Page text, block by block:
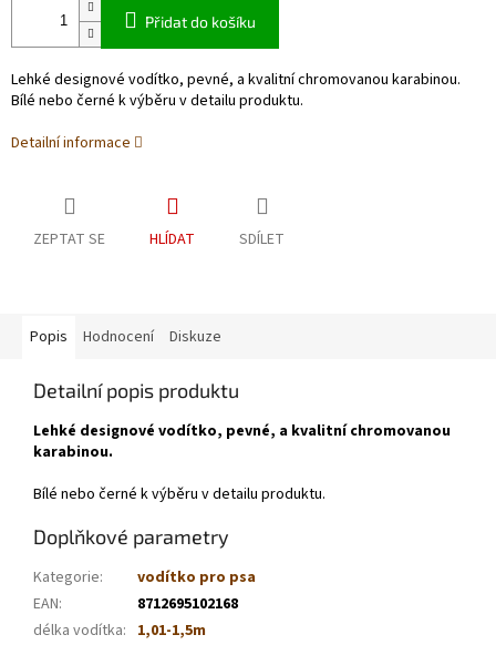
Přidat do košíku
Lehké designové vodítko, pevné, a kvalitní chromovanou karabinou.
Bílé nebo černé k výběru v detailu produktu.
Detailní informace
ZEPTAT SE HLÍDAT SDÍLET
Popis Hodnocení Diskuze
Detailní popis produktu
Lehké designové vodítko, pevné, a kvalitní chromovanou
karabinou.
Bílé nebo černé k výběru v detailu produktu.
Doplňkové parametry
Kategorie:
vodítko pro psa
EAN:
8712695102168
délka vodítka: 1,01-1,5m